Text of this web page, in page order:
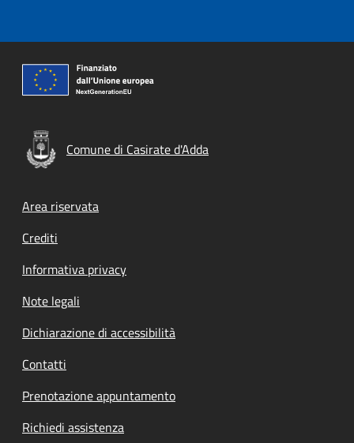
Comune di Casirate d'Adda
Footer menu
Area riservata
Crediti
Informativa privacy
Note legali
Dichiarazione di accessibilità
Contatti
Prenotazione appuntamento
Richiedi assistenza